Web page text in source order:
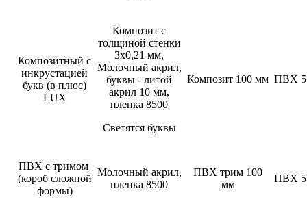
Композитный с
инкрустацией
букв (в плюс)
LUX
Композит с
толщиной стенки
3х0,21 мм,
Молочный акрил,
буквы - литой
акрил 10 мм,
пленка 8500
Светятся буквы
Композит 100 мм ПВХ
ПВХ с тримом
(короб сложной
формы)
Молочный акрил,
пленка 8500
ПВХ трим 100
мм
ПВХ